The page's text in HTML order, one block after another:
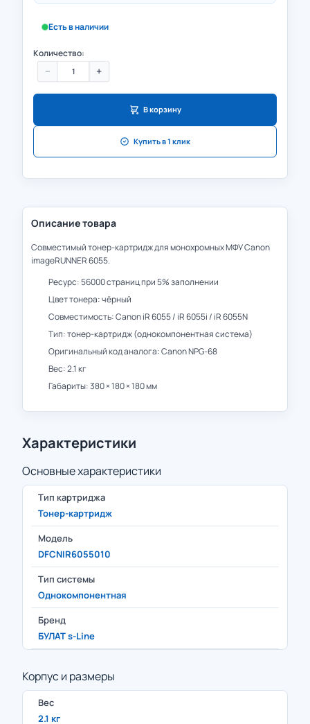
Есть в наличии
Количество:
− +
В корзину
Купить в 1 клик
Описание товара
Совместимый тонер-картридж для монохромных МФУ Canon
imageRUNNER 6055.
Ресурс: 56000 страниц при 5% заполнении
Цвет тонера: чёрный
Совместимость: Canon iR 6055 / iR 6055i / iR 6055N
Тип: тонер-картридж (однокомпонентная система)
Оригинальный код аналога: Canon NPG-68
Вес: 2.1 кг
Габариты: 380 × 180 × 180 мм
Характеристики
Основные характеристики
Тип картриджа
Тонер-картридж
Модель
DFCNIR6055010
Тип системы
Однокомпонентная
Бренд
БУЛАТ s-Line
Корпус и размеры
Вес
2.1 кг